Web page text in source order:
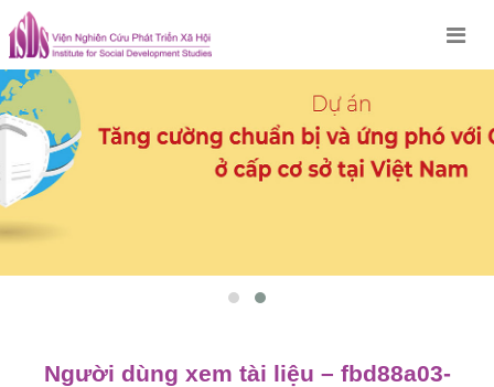
Skip
to
content
Người dùng xem tài liệu – fbd88a03-